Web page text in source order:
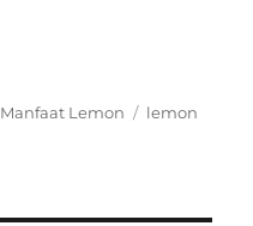
Categories
Manfaat Lemon Tags
lemon